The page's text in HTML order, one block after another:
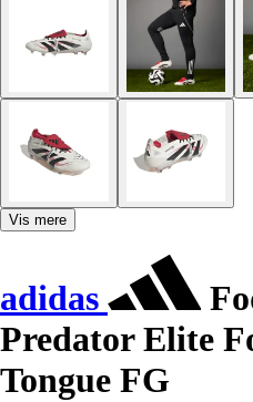
Vis mere
adidas
Predator Elite
Tongue FG